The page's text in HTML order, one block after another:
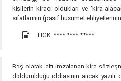
kişilerin kiracı oldukları ve 'kira
sıfatlarının (pasif husumet
. HGK. **** **** *****
Boş olarak altı imzalanan kira
doldurulduğu iddiasının ancak